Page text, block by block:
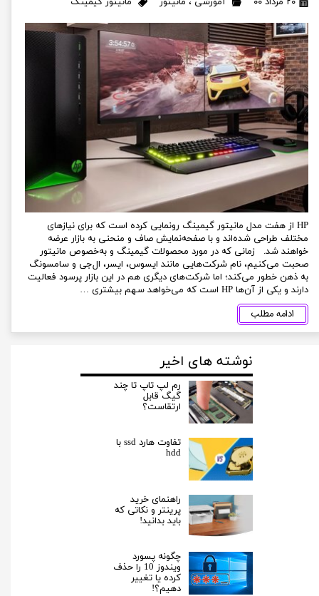
HP از هفت مدل مانیتور گیمینگ رونمایی کرده است که برای نیازهای
مختلف طراحی شده‌اند و با صفحه‌نمایش صاف و منحنی به بازار عرضه
خواهند شد. زمانی که در مورد محصولات گیمینگ و به‌خصوص مانیتور
صحبت می‌کنیم، نام شرکت‌هایی مانند ایسوس، ایسر، ال‌جی و سامسونگ
به ذهن خطور می‌کند؛ اما شرکت‌های دیگری هم در این بازار پرسود فعالیت
دارند و یکی از آن‌ها HP است که می‌خواهد سهم بیشتری …
ادامه مطلب
نوشته های اخیر
رم لپ تاپ تا چند
گیگ قابل
ارتقاست؟
تفاوت هارد ssd با
hdd
راهنمای خرید
پرینتر و نکاتی که
باید بدانید!
چگونه پسورد
ویندوز 10 را حذف
کرده یا تغییر
دهیم؟!